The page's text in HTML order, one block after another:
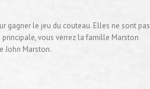
gagner le jeu du couteau. Elles ne sont pas
vous verrez la famille Marston
John Marston.